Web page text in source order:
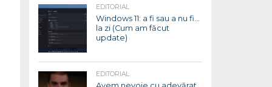
EDITORIAL
Windows 11: a fi sau a nu fi…
la zi (Cum am făcut
update)
EDITORIAL